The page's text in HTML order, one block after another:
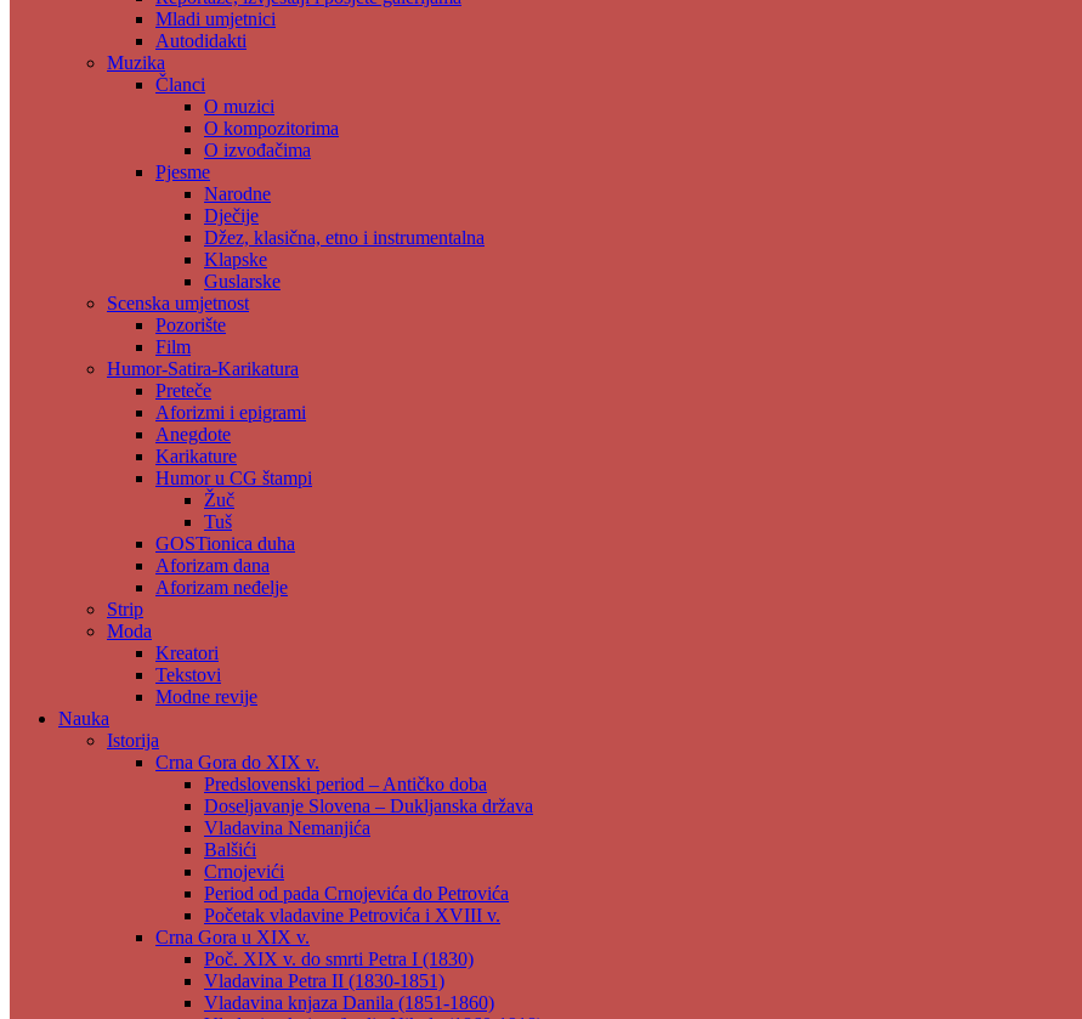
Mladi umjetnici
Autodidakti
Muzika
Članci
O muzici
O kompozitorima
O izvođačima
Pjesme
Narodne
Dječije
Džez, klasična, etno i instrumentalna
Klapske
Guslarske
Scenska umjetnost
Pozorište
Film
Humor-Satira-Karikatura
Preteče
Aforizmi i epigrami
Anegdote
Karikature
Humor u CG štampi
Žuč
Tuš
GOSTionica duha
Aforizam dana
Aforizam neđelje
Strip
Moda
Kreatori
Tekstovi
Modne revije
Nauka
Istorija
Crna Gora do XIX v.
Predslovenski period – Antičko doba
Doseljavanje Slovena – Dukljanska država
Vladavina Nemanjića
Balšići
Crnojevići
Period od pada Crnojevića do Petrovića
Početak vladavine Petrovića i XVIII v.
Crna Gora u XIX v.
Poč. XIX v. do smrti Petra I (1830)
Vladavina Petra II (1830-1851)
Vladavina knjaza Danila (1851-1860)